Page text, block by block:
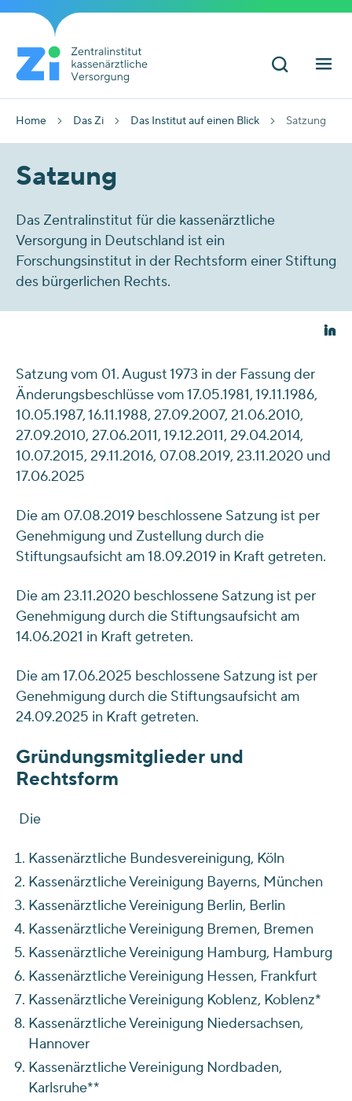
Home Das Zi Das Institut auf einen Blick Satzung
Satzung
Das Zentralinstitut für die kassenärztliche
Versorgung in Deutschland ist ein
Forschungsinstitut in der Rechtsform einer Stiftung
des bürgerlichen Rechts.
Satzung vom 01. August 1973 in der Fassung der
Änderungsbeschlüsse vom 17.05.1981, 19.11.1986,
10.05.1987, 16.11.1988, 27.09.2007, 21.06.2010,
27.09.2010, 27.06.2011, 19.12.2011, 29.04.2014,
10.07.2015, 29.11.2016, 07.08.2019, 23.11.2020 und
17.06.2025
Die am 07.08.2019 beschlossene Satzung ist per
Genehmigung und Zustellung durch die
Stiftungsaufsicht am 18.09.2019 in Kraft getreten.
Die am 23.11.2020 beschlossene Satzung ist per
Genehmigung durch die Stiftungsaufsicht am
14.06.2021 in Kraft getreten.
Die am 17.06.2025 beschlossene Satzung ist per
Genehmigung durch die Stiftungsaufsicht am
24.09.2025 in Kraft getreten.
Gründungsmitglieder und
Rechtsform
Die
Kassenärztliche Bundesvereinigung, Köln
Kassenärztliche Vereinigung Bayerns, München
Kassenärztliche Vereinigung Berlin, Berlin
Kassenärztliche Vereinigung Bremen, Bremen
Kassenärztliche Vereinigung Hamburg, Hamburg
Kassenärztliche Vereinigung Hessen, Frankfurt
Kassenärztliche Vereinigung Koblenz, Koblenz*
Kassenärztliche Vereinigung Niedersachsen,
Hannover
Kassenärztliche Vereinigung Nordbaden,
Karlsruhe**